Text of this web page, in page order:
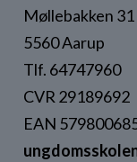
Møllebakken 31
5560 Aarup
Tlf. 64747960
CVR 29189692
EAN